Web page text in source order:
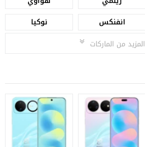
انفنكس
نوكيا
المزيد من الماركات